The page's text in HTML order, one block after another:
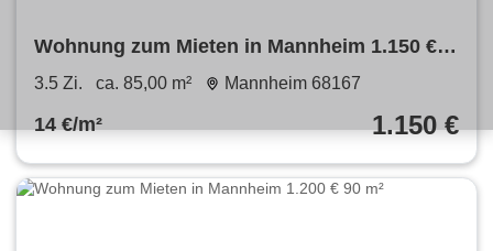
Wohnung zum Mieten in Mannheim 1.150 €
85 m²
3.5 Zi. ca. 85,00 m² Mannheim 68167
14 €/m² 1.150 €